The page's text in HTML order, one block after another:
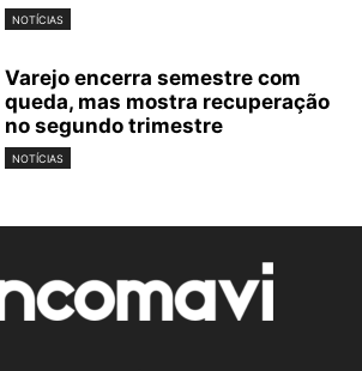
NOTÍCIAS
Varejo encerra semestre com
queda, mas mostra recuperação
no segundo trimestre
NOTÍCIAS